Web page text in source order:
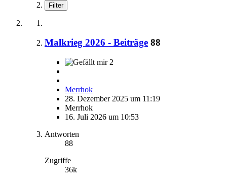
Filter
Malkrieg 2026 - Beiträge 88
2
Merrhok
28. Dezember 2025 um 11:19
Merrhok
16. Juli 2026 um 10:53
Antworten
88
Zugriffe
36k